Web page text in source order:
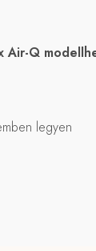
Q
legyen